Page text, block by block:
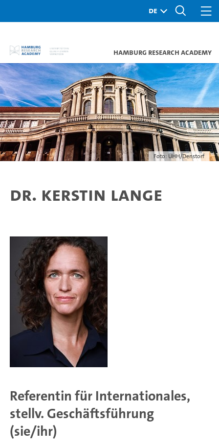
Hamburg Research Academy
Foto: UHH/Denstorf
Dr. Kerstin Lange
Referentin für Internationales,
stellv. Geschäftsführung
(sie/ihr)